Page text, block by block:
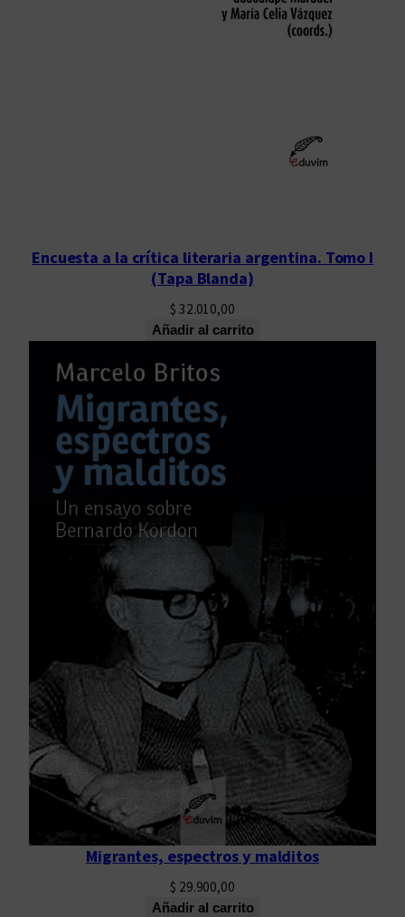
Encuesta a la crítica literaria argentina. Tomo I
(Tapa Blanda)
$ 32.010,00
Añadir al carrito
Migrantes, espectros y malditos
$ 29.900,00
Añadir al carrito